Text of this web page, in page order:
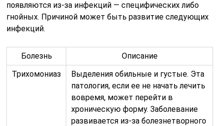
появляются из-за инфекций — специфических либо
гнойных. Причиной может быть развитие следующих
инфекций.
Болезнь
Описание
Трихомониаз
Выделения обильные и густые. Эта
патология, если ее не начать лечить
вовремя, может перейти в
хроническую форму. Заболевание
развивается из-за болезнетворного